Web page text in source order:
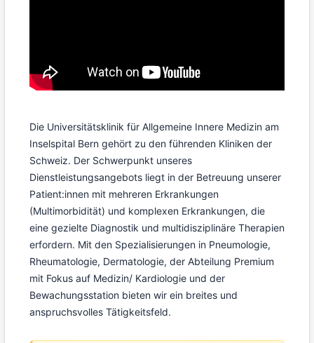
Die Universitätsklinik für Allgemeine Innere Medizin am
Inselspital Bern gehört zu den führenden Kliniken der
Schweiz. Der Schwerpunkt unseres
Dienstleistungsangebots liegt in der Betreuung unserer
Patient:innen mit mehreren Erkrankungen
(Multimorbidität) und komplexen Erkrankungen, die
eine gezielte Diagnostik und multidisziplinäre Therapien
erfordern. Mit den Spezialisierungen in Pneumologie,
Rheumatologie, Dermatologie, der Abteilung Premium
mit Fokus auf Medizin/ Kardiologie und der
Bewachungsstation bieten wir ein breites und
anspruchsvolles Tätigkeitsfeld.